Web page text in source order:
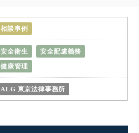
相談事例
安全衛生
安全配慮義務
健康管理
ALG 東京法律事務所